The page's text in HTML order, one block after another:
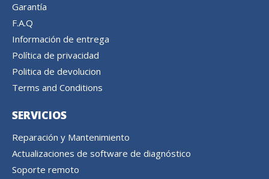
Garantía
F.A.Q
Información de entrega
Política de privacidad
Politica de devolucion
Terms and Conditions
SERVICIOS
Reparación y Mantenimiento
Actualizaciones de software de diagnóstico
Soporte remoto